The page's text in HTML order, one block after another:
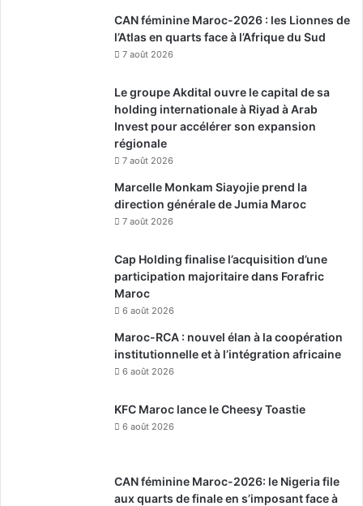
CAN féminine Maroc-2026 : les Lionnes de
l’Atlas en quarts face à l’Afrique du Sud
7 août 2026
Le groupe Akdital ouvre le capital de sa
holding internationale à Riyad à Arab
Invest pour accélérer son expansion
régionale
7 août 2026
Marcelle Monkam Siayojie prend la
direction générale de Jumia Maroc
7 août 2026
Cap Holding finalise l’acquisition d’une
participation majoritaire dans Forafric
Maroc
6 août 2026
Maroc-RCA : nouvel élan à la coopération
institutionnelle et à l’intégration africaine
6 août 2026
KFC Maroc lance le Cheesy Toastie
6 août 2026
CAN féminine Maroc-2026: le Nigeria file
aux quarts de finale en s’imposant face à